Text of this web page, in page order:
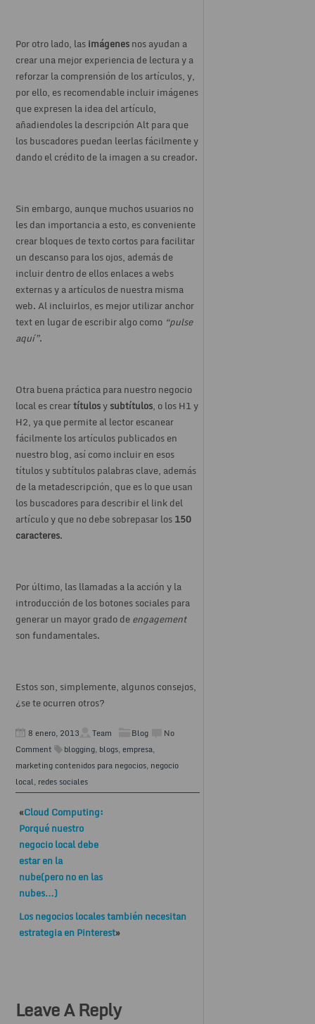
Por otro lado, lasimágenesnos ayudan a
crear una mejor experiencia de lectura y a
reforzar la comprensión de los artículos, y,
por ello, es recomendable incluir imágenes
que expresen la idea del artículo,
añadiendoles la descripción Alt para que
los buscadores puedan leerlas fácilmente y
dando el crédito de la imagen a su creador.
Sin embargo, aunque muchos usuarios no
les dan importancia a esto, es conveniente
crear bloques de texto cortos para facilitar
un descanso para los ojos, además de
incluir dentro de ellos enlaces a webs
externas y a artículos de nuestra misma
web. Al incluirlos, es mejor utilizar anchor
text en lugar de escribir algo como “pulse
aquí”.
Otra buena práctica para nuestro negocio
local es creartítulosysubtítulos, o los H1 y
H2, ya que permite al lector escanear
fácilmente los artículos publicados en
nuestro blog, así como incluir en esos
títulos y subtítulos palabras clave, además
de la metadescripción, que es lo que usan
los buscadores para describir el link del
artículo y que no debe sobrepasar los150
caracteres.
Por último, las llamadas a la acción y la
introducción de los botones sociales para
generar un mayor grado deengagement
son fundamentales.
Estos son, simplemente, algunos consejos,
¿se te ocurren otros?
8 enero, 2013 Team Blog
No
Comment
blogging, blogs,empresa,
marketing contenidos para negocios, negocio
local, redes sociales
«Cloud Computing:
Porqué nuestro
negocio local debe
estar en la
nube(pero no en las
nubes…)
Los negocios locales también necesitan
estrategia en Pinterest»
Leave A Reply